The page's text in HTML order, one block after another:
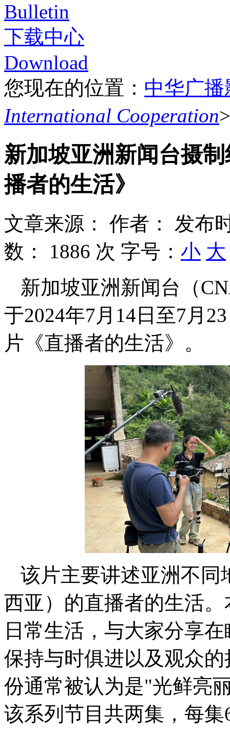
Bulletin
下载中心
Download
您现在的位置： 中华广
International Cooperation
新加坡亚洲新闻台摄
播者的生活》
文章来源： 作者：
发布
数： 1886 次 字号： 小 大
新加坡亚洲新闻台（
于2024年7月14日至7月
片《直播者的生活》。
该片主要讲述亚洲不同
⻄亚）的直播者的⽣活
⽇常⽣活，与⼤家分享
保持与时俱进以及观众
份通常被认为是"光鲜亮
该系列节⽬共两集，每